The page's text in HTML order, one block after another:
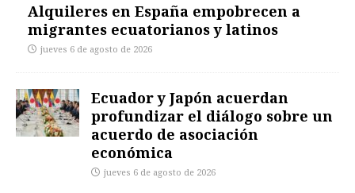
Alquileres en España empobrecen a
migrantes ecuatorianos y latinos
jueves 6 de agosto de 2026
Ecuador y Japón acuerdan
profundizar el diálogo sobre un
acuerdo de asociación
económica
jueves 6 de agosto de 2026